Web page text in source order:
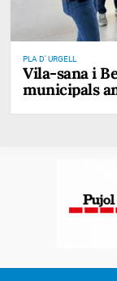
PLA D' URGELL
Vila-sana i
municipals